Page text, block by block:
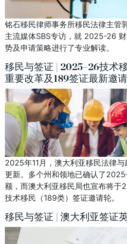
铭石移民律师事务所移民法律主管
主流媒体SBS专访，就 2025-26
势及申请策略进行了专业解读。
移民与签证 | 2025–26技术
重要改革及189签证最新邀
2025年11月，澳大利亚移民法律
更新。多个州和领地已确认了
额，而澳大利亚移民局也宣布将于
技术移民（189类）签证邀请轮。
移民与签证 | 澳大利亚签证